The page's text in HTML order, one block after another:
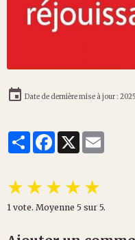
Date de dernière mise à jour :
PartagerFacebook
X
★★★★★
1 vote. Moyenne 5 sur 5.